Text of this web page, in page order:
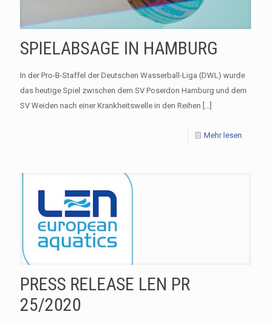
SPIELABSAGE IN HAMBURG
In der Pro-B-Staffel der Deutschen Wasserball-Liga (DWL) wurde
das heutige Spiel zwischen dem SV Poseidon Hamburg und dem
SV Weiden nach einer Krankheitswelle in den Reihen
Mehr lesen
PRESS RELEASE LEN PR
25/2020